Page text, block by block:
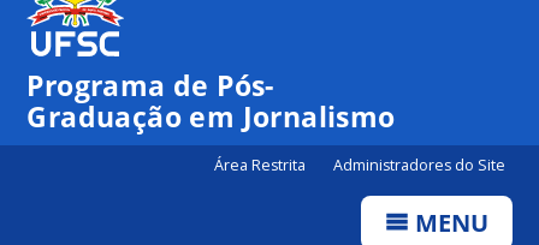
Programa de Pós-
Graduação em Jornalismo
Área Restrita Administradores do Site
MENU